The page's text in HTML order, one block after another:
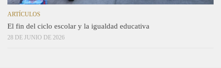
ARTÍCULOS
El fin del ciclo escolar y la igualdad educativa
28 DE JUNIO DE 2026